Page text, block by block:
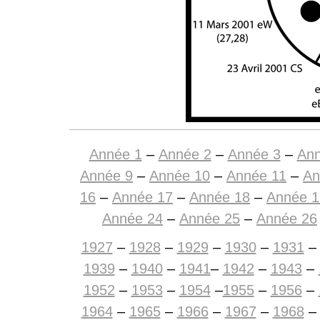
Année 1 – Année 2 – Année 3 –
Année 9 – Année 10 – Année 11 –
16 – Année 17 – Année 18 – Année
Année 24 – Année 25 – Année 26
1927 – 1928 – 1929 – 1930– 1931 –
1939 – 1940– 1941– 1942 – 1943 –
1952 – 1953 – 1954–1955– 1956 –
1964– 1965– 1966 – 1967 – 1968 –